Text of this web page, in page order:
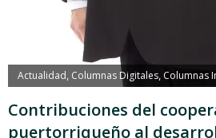
Actualidad, Columnas Digitales, Columnas
Contribuciones del
puertorriqueño al